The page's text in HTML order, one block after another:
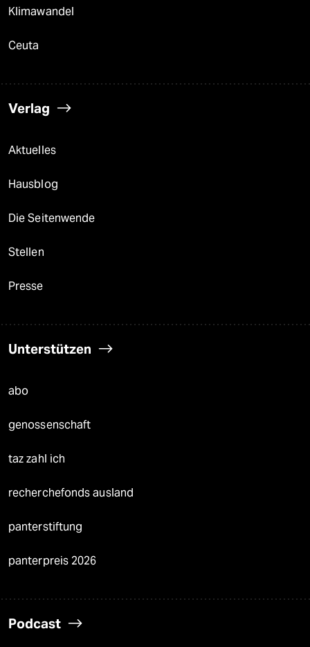
Klimawandel
Ceuta
Verlag
Aktuelles
Hausblog
Die Seitenwende
Stellen
Presse
Unterstützen
abo
genossenschaft
taz zahl ich
recherchefonds ausland
panterstiftung
panterpreis 2026
Podcast